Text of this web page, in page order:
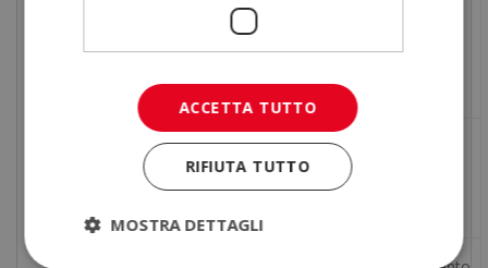
Metodologia
Approccio pratico
enfasi teorica
Accessibilità
Campus virtuale
intuitivo
ACCETTA TUTTO
RIFIUTA TUTTO
MOSTRA DETTAGLI